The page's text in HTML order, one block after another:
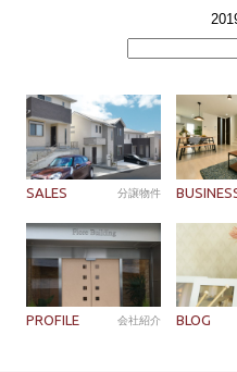
SALES 分譲物件
PROFILE 会社紹介 BLOG